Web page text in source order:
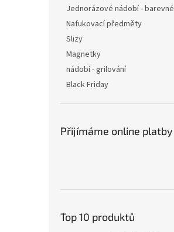
Jednorázové nádobí - barevné
Nafukovací předměty
Slizy
Magnetky
nádobí - grilování
Black Friday
Přijímáme online platby
Top 10 produktů